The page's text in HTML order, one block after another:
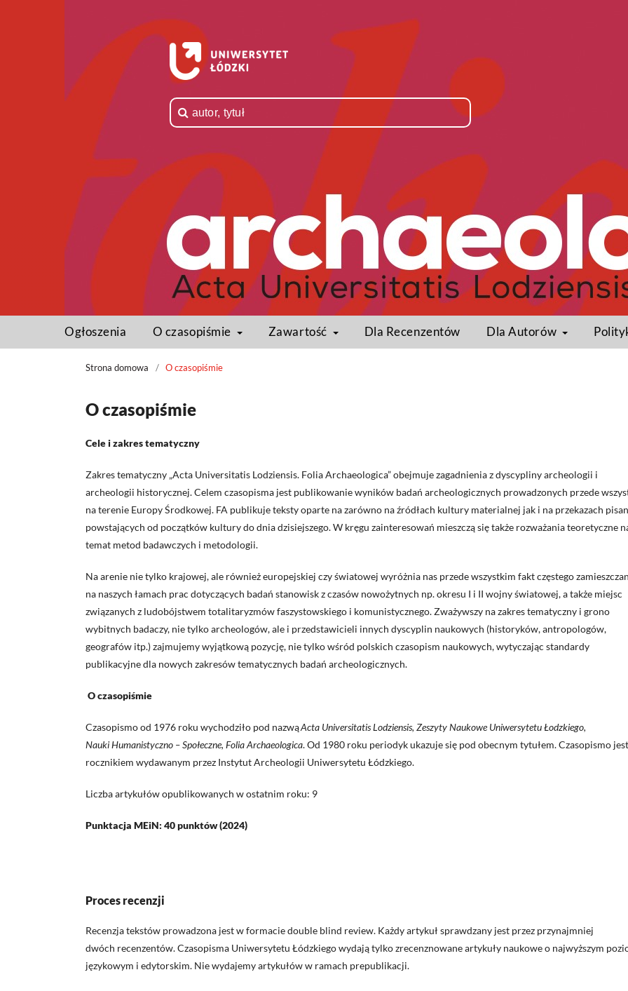
Ogłoszenia O czasopiśmie Zawartość Dla Recenzentów Dla Autorów
Strona domowa / O czasopiśmie
O czasopiśmie
Cele i zakres tematyczny
Zakres tematyczny „Acta Universitatis Lodziensis. Folia Archaeologica” obejmuje zagadnienia z dyscypliny archeologii i
archeologii historycznej.Celem czasopisma jest publikowanie wyników badań archeologicznych prowadzonych przede
na terenie Europy Środkowej. FA publikuje teksty oparte na zarówno na źródłach kultury materialnej jak i na przekazach
powstających od początków kultury do dnia dzisiejszego. W kręgu zainteresowań mieszczą się także rozważania teoretyczne
temat metod badawczych i metodologii.
Na arenie nie tylko krajowej, ale również europejskiej czy światowej wyróżnia nas przede wszystkim fakt częstego
na naszych łamach prac dotyczących badań stanowisk z czasów nowożytnych np. okresu I i II wojny światowej, a także miejsc
związanych z ludobójstwem totalitaryzmów faszystowskiego i komunistycznego. Zważywszy na zakres tematyczny i grono
wybitnych badaczy, nie tylko archeologów, ale i przedstawicieli innych dyscyplin naukowych (historyków, antropologów,
geografów itp.) zajmujemy wyjątkową pozycję, nie tylko wśród polskich czasopism naukowych, wytyczając standardy
publikacyjne dla nowych zakresów tematycznych badań archeologicznych.
O czasopiśmie
Czasopismo od 1976 roku wychodziło pod nazwąActa Universitatis Lodziensis, Zeszyty Naukowe Uniwersytetu Łodzkiego,
Nauki Humanistyczno – Społeczne, Folia Archaeologica. Od 1980 roku periodyk ukazuje się pod obecnym tytułem. Czasopismo jest
rocznikiem wydawanym przez Instytut Archeologii Uniwersytetu Łódzkiego.
Liczba artykułów opublikowanych w ostatnim roku: 9
Punktacja MEiN: 40 punktów (2024)
Proces recenzji
Recenzja tekstów prowadzona jest w formacie double blind review. Każdy artykuł sprawdzany jest przez przynajmniej
dwóch recenzentów.Czasopisma Uniwersytetu Łódzkiego wydają tylko zrecenznowane artykuły naukowe o najwyższym
językowym i edytorskim. Nie wydajemy artykułów w ramach prepublikacji.